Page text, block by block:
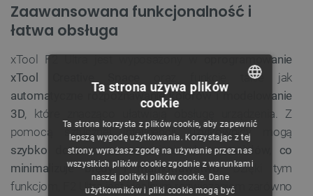
Zaawansowana funkcjonalność i
łatwa obsługa
xTool F2 Ultra jest wyposażony woprogramowanie
xTool Creative Space
oraz funkcje takie jak
automatyczne rozpoznawanie kolorów i modelowanie
3D, które znacząco ułatwiają obsługę urządzenia. Z
pomocą sztucznej inteligencji, użytkownicy mogą
szybko dostosować ustawienia do materiałów, co
minimalizuje błędy i marnotrawstwo. Dzięki tym
funkcjom, F2 Ultra jest idealnym rozwiązaniem zarówno
CZECH
ENGLISH
GERMAN
Ta strona używa plików
cookie
Ta strona korzysta z plików cookie, aby zapewnić
lepszą wygodę użytkowania. Korzystając z tej
strony, wyrażasz zgodę na używanie przez nas
wszystkich plików cookie zgodnie z warunkami
naszej polityki plików cookie. Dane
użytkowników i pliki cookie mogą być